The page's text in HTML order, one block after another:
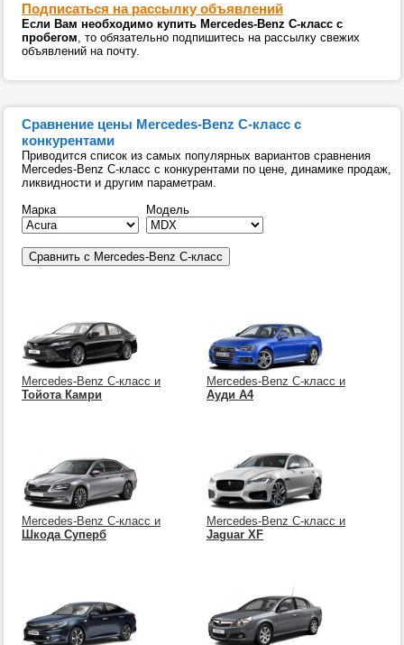
Подписаться на рассылку объявлений
Если Вам необходимо купить Mercedes-Benz C-класс с
пробегом, то обязательно подпишитесь на рассылку свежих
объявлений на почту.
Сравнение цены Mercedes-Benz C-класс с
конкурентами
Приводится список из самых популярных вариантов сравнения
Mercedes-Benz C-класс с конкурентами по цене, динамике продаж,
ликвидности и другим параметрам.
Марка
Модель
Mercedes-Benz C-класс и
Тойота Камри
Mercedes-Benz C-класс и
Ауди А4
Mercedes-Benz C-класс и
Шкода Суперб
Mercedes-Benz C-класс и
Jaguar XF